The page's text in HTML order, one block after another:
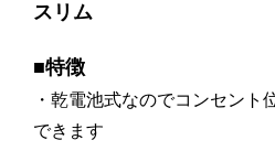
スリム
■特徴
・乾電池式なのでコンセント
できます